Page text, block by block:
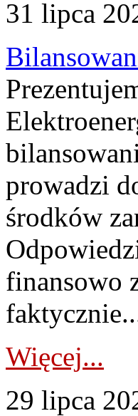
31 lipca
prowadzi
środków
finansowo
Więcej...
29 lipca